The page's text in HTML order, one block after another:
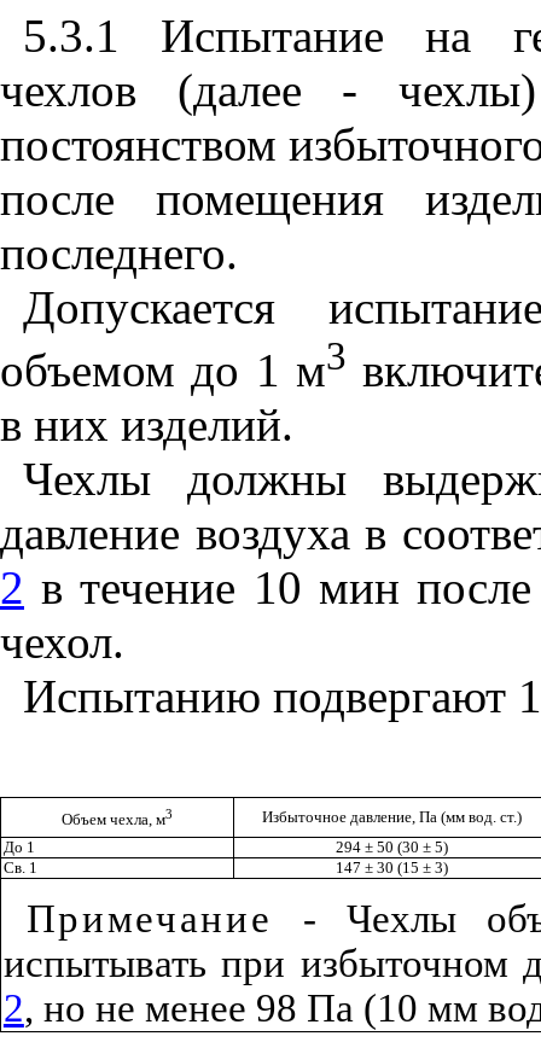
5.3.1 Испытание на
чехлов (далее -
постоянством
после помещения
последнего.
Допускается
объемом до 1 м3
в них изделий.
Чехлы должны
давление воздуха в
2 в течение 10 мин
чехол.
Испытанию подвергают
Объем чехла, м3
Избыточное давление, Па (мм вод. ст.)
До 1
294 ± 50 (30 ± 5)
Св. 1
147 ± 30 (15 ± 3)
Примечание - Чехлы
испытывать при избыточном
2, но не менее 98 Па (10 мм